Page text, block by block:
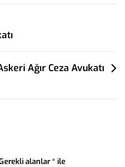
Ağır Ceza Avukatı
alanlar* ile